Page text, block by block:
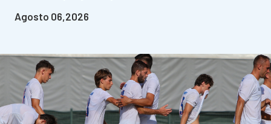
Agosto 06,2026